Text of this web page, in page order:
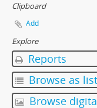
Clipboard
Add
Explore
Reports
Browse as list
Browse